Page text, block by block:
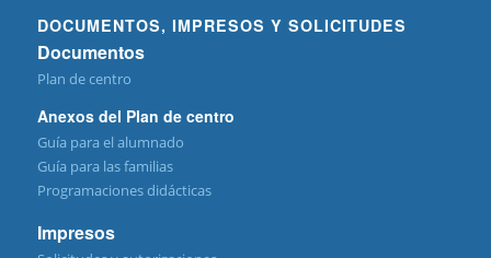
DOCUMENTOS, IMPRESOS Y SOLICITUDES
Documentos
Plan de centro
Anexos del Plan de centro
Guía para el alumnado
Guía para las familias
Programaciones didácticas
Impresos